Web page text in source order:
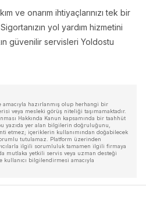
ve onarım ihtiyaçlarınızı tek bir
yol yardım hizmetini
güvenilir servisleri Yoldostu
hazırlanmış olup herhangi bir
veya mesleki görüş niteliği taşımamaktadır.
Hakkında Kanun kapsamında bir taahhüt
yazıda yer alan bilgilerin doğruluğunu,
etmez; içeriklerin kullanımından doğabilecek
tutulamaz. Platform üzerinden
ilgili sorumluluk tamamen ilgili firmaya
mutlaka yetkili servis veya uzman desteği
kullanıcı bilgilendirmesi amacıyla